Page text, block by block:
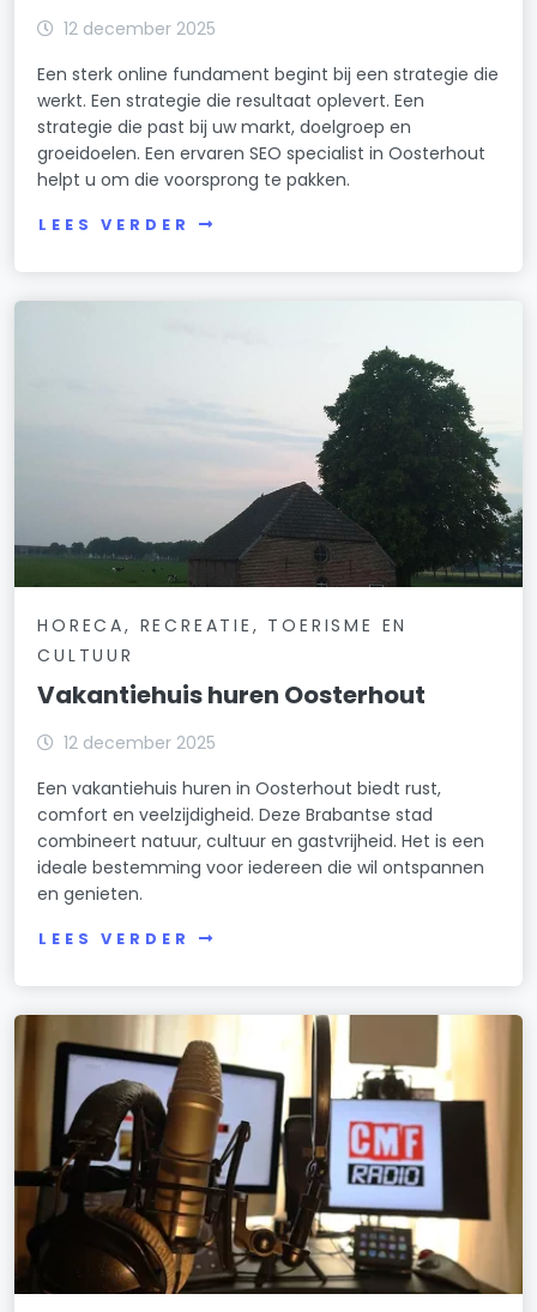
12 december 2025
Een sterk online fundament begint bij een strategie die
werkt. Een strategie die resultaat oplevert. Een
strategie die past bij uw markt, doelgroep en
groeidoelen. Een ervaren SEO specialist in Oosterhout
helpt u om die voorsprong te pakken.
LEES VERDER
HORECA, RECREATIE, TOERISME EN
CULTUUR
Vakantiehuis huren Oosterhout
12 december 2025
Een vakantiehuis huren in Oosterhout biedt rust,
comfort en veelzijdigheid. Deze Brabantse stad
combineert natuur, cultuur en gastvrijheid. Het is een
ideale bestemming voor iedereen die wil ontspannen
en genieten.
LEES VERDER